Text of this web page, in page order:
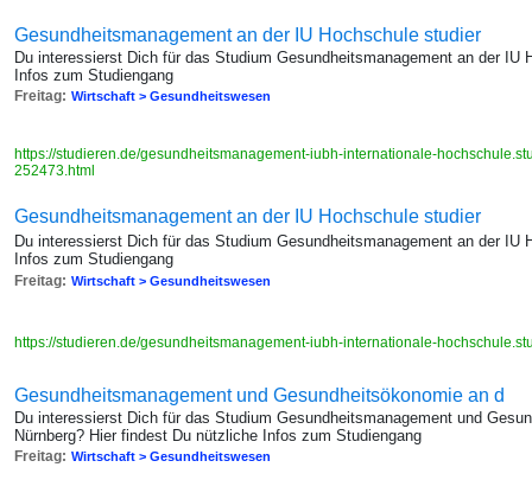
Gesundheitsmanagement an der IU Hochschule studier
Du interessierst Dich für das Studium Gesundheitsmanagement an der IU
Infos zum Studiengang
Freitag: Wirtschaft > Gesundheitswesen
https://studieren.de/gesundheitsmanagement-iubh-internationale-
252473.html
Gesundheitsmanagement an der IU Hochschule studier
Du interessierst Dich für das Studium Gesundheitsmanagement an der IU
Infos zum Studiengang
Freitag: Wirtschaft > Gesundheitswesen
https://studieren.de/gesundheitsmanagement-iubh-internationale-
Gesundheitsmanagement und Gesundheitsökonomie an d
Du interessierst Dich für das Studium Gesundheitsmanagement und
Nürnberg? Hier findest Du nützliche Infos zum Studiengang
Freitag: Wirtschaft > Gesundheitswesen